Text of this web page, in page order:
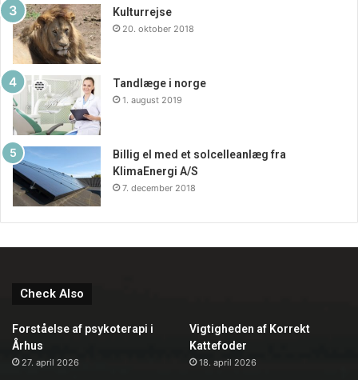
Kulturrejse
20. oktober 2018
Tandlæge i norge
1. august 2019
Billig el med et solcelleanlæg fra
KlimaEnergi A/S
7. december 2018
Check Also
Forståelse af psykoterapi i
Århus
27. april 2026
Vigtigheden af Korrekt
Kattefoder
18. april 2026